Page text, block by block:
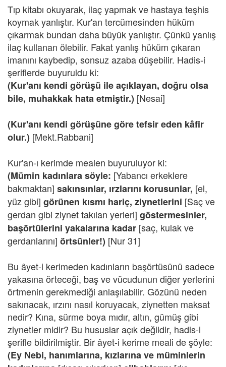
Tıp kitabı okuyarak, ilaç yapmak ve hastaya teşhis
koymak yanlıştır. Kur'an tercümesinden hüküm
çıkarmak bundan daha büyük yanlıştır. Çünkü yanlış
ilaç kullanan ölebilir. Fakat yanlış hüküm çıkaran
imanını kaybedip, sonsuz azaba düşebilir. Hadis-i
şeriflerde buyuruldu ki:
(Kur'anı kendi görüşü ile açıklayan, doğru olsa
bile, muhakkak hata etmiştir.) [Nesai]
(Kur'anı kendi görüşüne göre tefsir eden kâfir
olur.) [Mekt.Rabbani]
Kur'an-ı kerimde mealen buyuruluyor ki:
(Mümin kadınlara söyle: [Yabancı erkeklere
bakmaktan] sakınsınlar, ırzlarını korusunlar, [el,
yüz gibi] görünen kısmı hariç, ziynetlerini [Saç ve
gerdan gibi ziynet takılan yerleri] göstermesinler,
başörtülerini yakalarına kadar [saç, kulak ve
gerdanlarını] örtsünler!) [Nur 31]
Bu âyet-i kerimeden kadınların başörtüsünü sadece
yakasına örteceği, baş ve vücudunun diğer yerlerini
örtmenin gerekmediği anlaşılabilir. Gözünü neden
sakınacak, ırzını nasıl koruyacak, ziynetten maksat
nedir? Kına, sürme boya mıdır, altın, gümüş gibi
ziynetler midir? Bu hususlar açık değildir, hadis-i
şerifle bildirilmiştir. Bir âyet-i kerime meali de şöyle:
(Ey Nebi, hanımlarına, kızlarına ve müminlerin